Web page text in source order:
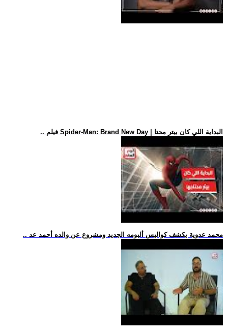
.. فيلم Spider-Man: Brand New Day | البداية اللي كان بيتر محتا
.. محمد عدوية يكشف كواليس ألبومه الجديد ومشروع عن والده أحمد عد